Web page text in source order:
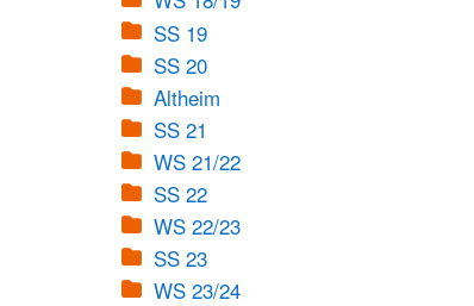
SS 19
SS 20
Altheim
SS 21
WS 21/22
SS 22
WS 22/23
SS 23
WS 23/24